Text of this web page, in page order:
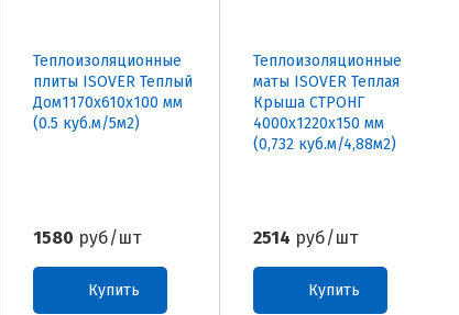
Теплоизоляционные
плиты ISOVER Теплый
Дом1170х610х100 мм
(0.5 куб.м/5м2)
1580 руб/шт
Купить
Теплоизоляционные
маты ISOVER Теплая
Крыша СТРОНГ
4000х1220х150 мм
(0,732 куб.м/4,88м2)
2514 руб/шт
Купить